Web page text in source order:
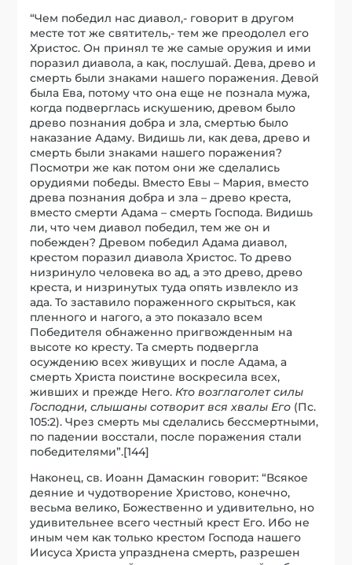
“Чем победил нас диавол,- говорит в другом
месте тот же святитель,- тем же преодолел его
Христос. Он принял те же самые оружия и ими
поразил диавола, а как, послушай. Дева, древо и
смерть были знаками нашего поражения. Девой
была Ева, потому что она еще не познала мужа,
когда подверглась искушению, древом было
древо познания добра и зла, смертью было
наказание Адаму. Видишь ли, как дева, древо и
смерть были знаками нашего поражения?
Посмотри же как потом они же сделались
орудиями победы. Вместо Евы – Мария, вместо
древа познания добра и зла – древо креста,
вместо смерти Адама – смерть Господа. Видишь
ли, что чем диавол победил, тем же он и
побежден? Древом победил Адама диавол,
крестом поразил диавола Христос. То древо
низринуло человека во ад, а это древо, древо
креста, и низринутых туда опять извлекло из
ада. То заставило пораженного скрыться, как
пленного и нагого, а это показало всем
Победителя обнаженно пригвожденным на
высоте ко кресту. Та смерть подвергла
осуждению всех живущих и после Адама, а
смерть Христа поистине воскресила всех,
живших и прежде Него. Кто возглаголет силы
Господни, слышаны сотворит вся хвалы Его (Пс.
105:2). Чрез смерть мы сделались бессмертными,
по падении восстали, после поражения стали
победителями”.[144]
Наконец, св. Иоанн Дамаскин говорит: “Всякое
деяние и чудотворение Христово, конечно,
весьма велико, Божественно и удивительно, но
удивительнее всего честный крест Его. Ибо не
иным чем как только крестом Господа нашего
Иисуса Христа упразднена смерть, разрешен